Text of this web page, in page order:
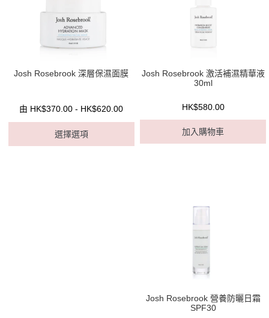
Josh Rosebrook 深層保濕面膜
由 HK$370.00 - HK$620.00
選擇選項
Josh Rosebrook 激活補濕精華液
30ml
HK$580.00
加入購物車
Josh Rosebrook 營養防曬日霜
SPF30